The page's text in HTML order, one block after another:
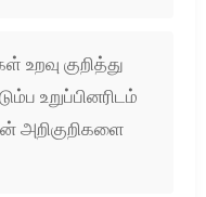
உறவு குறித்து
உறுப்பினரிடம்
அறிகுறிகளை